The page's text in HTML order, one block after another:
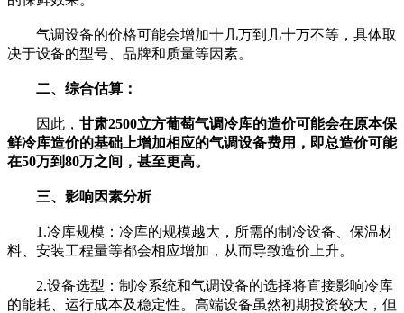
气调设备的价格可能会增加十几万到几十万不等，具体取
决于设备的型号、品牌和质量等因素。
二、综合估算：
因此， 甘肃2500立方葡萄气调冷库的造价可能会在原本保
鲜冷库造价的基础上增加相应的气调设备费用，即总造价可能
在50万到80万之间，甚至更高。
三、影响因素分析
1.冷库规模：冷库的规模越大，所需的制冷设备、保温材
料、安装工程量等都会相应增加，从而导致造价上升。
2.设备选型：制冷系统和气调设备的选择将直接影响冷库
的能耗、运行成本及稳定性。高端设备虽然初期投资较大，但